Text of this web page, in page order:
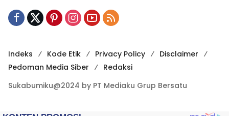
Indeks Kode Etik Privacy Policy
Disclaimer
Pedoman Media Siber
Redaksi
Sukabumiku@2024 by PT Mediaku Grup Bersatu